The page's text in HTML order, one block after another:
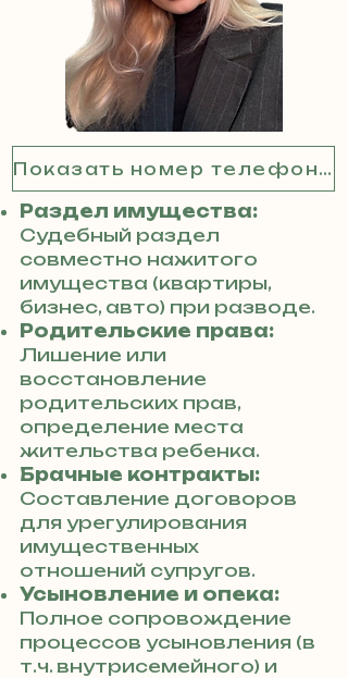
Показать номер телефона
Раздел имущества:
Судебный раздел
совместно нажитого
имущества (квартиры,
бизнес, авто) при разводе.
Родительские права:
Лишение или
восстановление
родительских прав,
определение места
жительства ребенка.
Брачные контракты:
Составление договоров
для урегулирования
имущественных
отношений супругов.
Усыновление и опека:
Полное сопровождение
процессов усыновления (в
т.ч. внутрисемейного) и